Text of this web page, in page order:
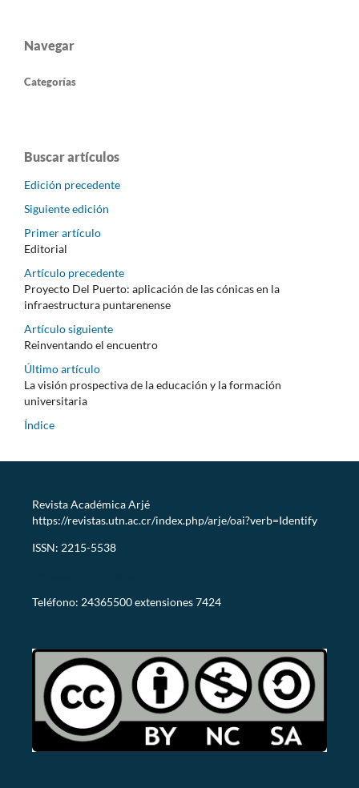
Navegar
Categorías
Buscar artículos
Edición precedente
Siguiente edición
Primer artículo
Editorial
Artículo precedente
Proyecto Del Puerto: aplicación de las cónicas en la
infraestructura puntarenense
Artículo siguiente
Reinventando el encuentro
Último artículo
La visión prospectiva de la educación y la formación
universitaria
Índice
Revista Académica Arjé
https://revistas.utn.ac.cr/index.php/arje/oai?verb=Identify
ISSN: 2215-5538
Teléfono: 24365500 extensiones 7424